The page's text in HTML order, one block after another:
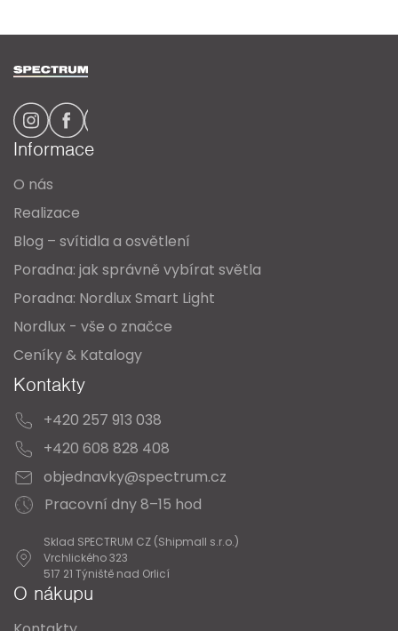
Informace
O nás
Realizace
Blog – svítidla a osvětlení
Poradna: jak správně vybírat světla
Poradna: Nordlux Smart Light
Nordlux - vše o značce
Ceníky & Katalogy
Kontakty
+420 257 913 038
+420 608 828 408
objednavky@spectrum.cz
Pracovní dny 8–15 hod
Sklad SPECTRUM CZ (Shipmall s.r.o.)
Vrchlického 323
517 21 Týniště nad Orlicí
O nákupu